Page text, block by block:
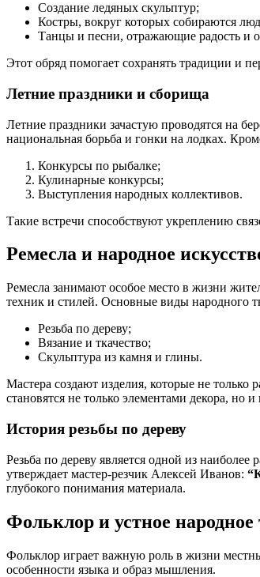
Создание ледяных скульптур;
Костры, вокруг которых собираются
Танцы и песни, отражающие радость и
Этот обряд помогает сохранять традиции и
Летние праздники и сборища
Летние праздники зачастую проводятся на
национальная борьба и гонки на лодках.
Конкурсы по рыбалке;
Кулинарные конкурсы;
Выступления народных коллективов.
Такие встречи способствуют укреплению
Ремесла и народное
Ремесла занимают особое место в жизни
техник и стилей. Основные виды народного
Резьба по дереву;
Вязание и ткачество;
Скульптура из камня и глины.
Мастера создают изделия, которые не
становятся не только элементами декора,
История резьбы по дереву
Резьба по дереву является одной из
утверждает мастер-резчик Алексей Иванов:
глубокого понимания материала.
Фольклор и устное народное
Фольклор играет важную роль в жизни
особенности языка и образ мышления.